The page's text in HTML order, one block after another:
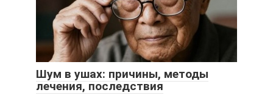
Шум в ушах: причины, методы
лечения, последствия